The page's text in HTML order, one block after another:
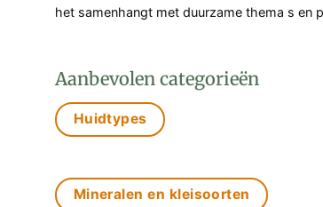
het samenhangt met duurzame thema s en
Aanbevolen categorieën
Huidtypes
Mineralen en kleisoorten